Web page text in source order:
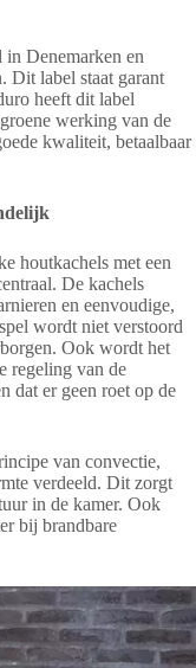
Denemarken en
Dit label staat garant
heeft dit label
werking van de
kwaliteit, betaalbaar
houtkachels met een
De kachels
en eenvoudige,
wordt niet verstoord
Ook wordt het
regeling van de
dat er geen roet op de
van convectie,
verdeeld. Dit zorgt
in de kamer. Ook
bij brandbare